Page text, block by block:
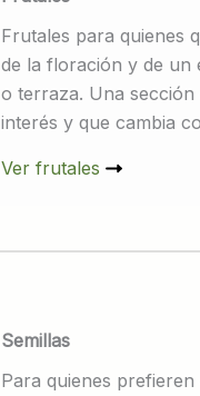
Frutales para quienes
de la floración y de un
o terraza. Una sección
interés y que cambia
Ver frutales
Semillas
Para quienes